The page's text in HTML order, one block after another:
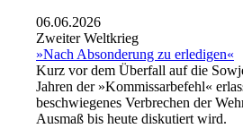
06.06.2026
Zweiter Weltkrieg
»Nach Absonderung zu erledigen«
Kurz vor dem Überfall auf die
Jahren der »Kommissarbefehl«
beschwiegenes Verbrechen der
Ausmaß bis heute diskutiert wird.